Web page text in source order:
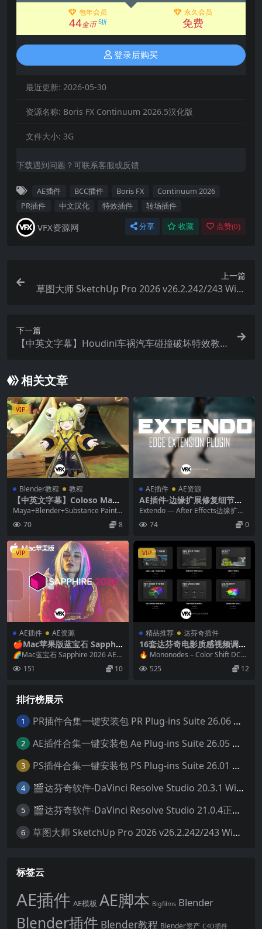
包年会员
44金币 5折
永久会员
免费
登录后购买
最近更新: 2026-05-30
资源名称: Boris FX Continuum 2026.5汉化版
文件大小: 3G
下载遇到问题？可联系客服或反馈
AE插件 BCC插件 Boris FX
Continuum 2026
PR插件
中文汉化 特效插件 转场插件
VFX资源网 分享 收藏 点赞(0)
上一篇
草图大师 SketchUp Pro 2026 v26.2.242/243 Win/
下一篇
【中英文字幕】Houdini车祸汽车碰撞破坏特效教
相关文章
VIP
Blender教程 教程
【中英文字幕】Coloso Maya
+Blender+SP三维高级动漫角
色虚拟人物VTuber建模贴图绑
定动画教程
Maya+Blender+Substance Painte
r虚拟主播VTuber...
70 8
AE插件 AE资源
AE插件-边缘扩展修复细节还
原工具 Extendo V1.2.0 Win/
Extendo — After Effects边缘扩展
修复细节还原插件 Exte...
74 0
VIP
AE插件 AE资源
🍎Mac苹果版蓝宝石 Sapphir
e 2026.5 AE/PR/PS/达芬奇/
Nuke/Vegas/Avid/OFX视频
特效转场插件 英文版/破解版 I
🌈Mac蓝宝石 Sapphire 2026 AE/P
151 10
VIP
精品推荐 达芬奇插件
16套达芬奇电影质感视频调色
插件DCTL节点预设+中文字幕
教程 Mononodes – Color Sh
ift DCTLS V4 /Utility DCTL V
or Shaper
🔥 Mononodes – Color Shift DCTL
525 12
排行榜展示
1 PR插件合集一键安装包 PR Plug-ins Suite 26.06 一键安装PR所有常用插件！
2 AE插件合集一键安装包 Ae Plug-ins Suite 26.05 一键安装AE所有常用插件！
3 PS插件合集一键安装包 PS Plug-ins Suite 26.01 一键安装PS所有常用插件！
4 🎬达芬奇软件-DaVinci Resolve Studio 20.3.1 Win/Mac中文破解版下载
5 🎬达芬奇软件-DaVinci Resolve Studio 21.0.4正式版 Win/Mac中文破解版下载
6 草图大师 SketchUp Pro 2026 v26.2.242/243 Win/Mac破解版 中文版/英文版
标签云
AE插件 AE模板 AE脚本 Bigfilms Blender
Blender插件 Blender教程 Blender资产 C4D插件